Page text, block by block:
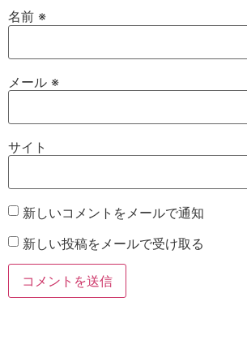
名前 ※
メール ※
サイト
新しいコメントをメールで通知
新しい投稿をメールで受け取る